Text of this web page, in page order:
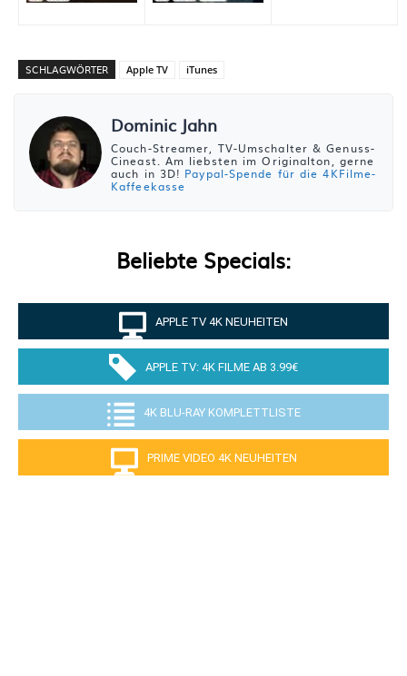
SCHLAGWÖRTER Apple TV iTunes
Dominic Jahn
Couch-Streamer, TV-Umschalter & Genuss-
Cineast. Am liebsten im Originalton, gerne
auch in 3D! Paypal-Spende für die 4KFilme-
Kaffeekasse
Beliebte Specials:
APPLE TV 4K NEUHEITEN
APPLE TV: 4K FILME AB 3.99€
4K BLU-RAY KOMPLETTLISTE
PRIME VIDEO 4K NEUHEITEN